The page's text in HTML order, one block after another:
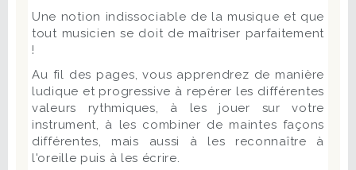
Une notion indissociable de la musique et que
tout musicien se doit de maîtriser parfaitement
!
Au fil des pages, vous apprendrez de manière
ludique et progressive à repérer les différentes
valeurs rythmiques, à les jouer sur votre
instrument, à les combiner de maintes façons
différentes, mais aussi à les reconnaître à
l'oreille puis à les écrire.